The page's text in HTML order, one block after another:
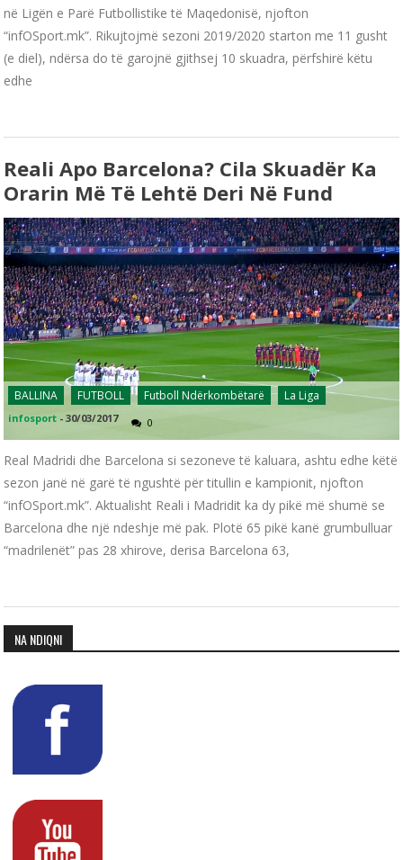
në Ligën e Parë Futbollistike të Maqedonisë, njofton
“infOSport.mk”. Rikujtojmë sezoni 2019/2020 starton me 11 gusht
(e diel), ndërsa do të garojnë gjithsej 10 skuadra, përfshirë këtu
edhe
Reali Apo Barcelona? Cila Skuadër Ka
Orarin Më Të Lehtë Deri Në Fund
BALLINA FUTBOLL Futboll Ndërkombëtarë La Liga
infosport -30/03/2017 0
Real Madridi dhe Barcelona si sezoneve të kaluara, ashtu edhe këtë
sezon janë në garë të ngushtë për titullin e kampionit, njofton
“infOSport.mk”. Aktualisht Reali i Madridit ka dy pikë më shumë se
Barcelona dhe një ndeshje më pak. Plotë 65 pikë kanë grumbulluar
“madrilenët” pas 28 xhirove, derisa Barcelona 63,
NA NDIQNI